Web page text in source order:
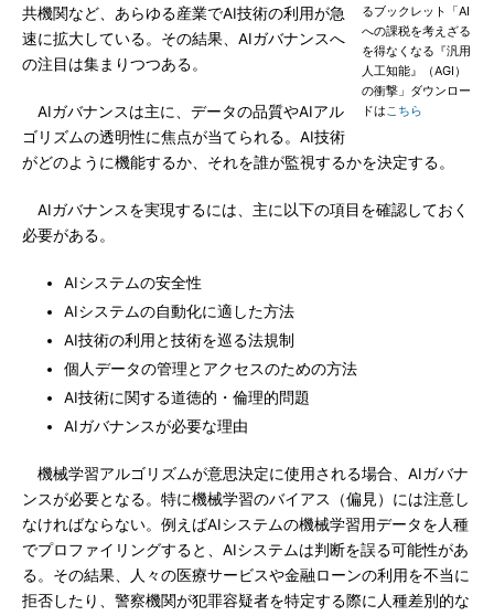
るブックレット「AI
への課税を考えざる
を得なくなる『汎用
人工知能』（AGI）
の衝撃」ダウンロー
ドはこちら
共機関など、あらゆる産業でAI技術の利用が急
速に拡大している。その結果、AIガバナンスへ
の注目は集まりつつある。
AIガバナンスは主に、データの品質やAIアル
ゴリズムの透明性に焦点が当てられる。AI技術
がどのように機能するか、それを誰が監視するかを決定する。
AIガバナンスを実現するには、主に以下の項目を確認しておく
必要がある。
AIシステムの安全性
AIシステムの自動化に適した方法
AI技術の利用と技術を巡る法規制
個人データの管理とアクセスのための方法
AI技術に関する道徳的・倫理的問題
AIガバナンスが必要な理由
機械学習アルゴリズムが意思決定に使用される場合、AIガバナ
ンスが必要となる。特に機械学習のバイアス（偏見）には注意し
なければならない。例えばAIシステムの機械学習用データを人種
でプロファイリングすると、AIシステムは判断を誤る可能性があ
る。その結果、人々の医療サービスや金融ローンの利用を不当に
拒否したり、警察機関が犯罪容疑者を特定する際に人種差別的な